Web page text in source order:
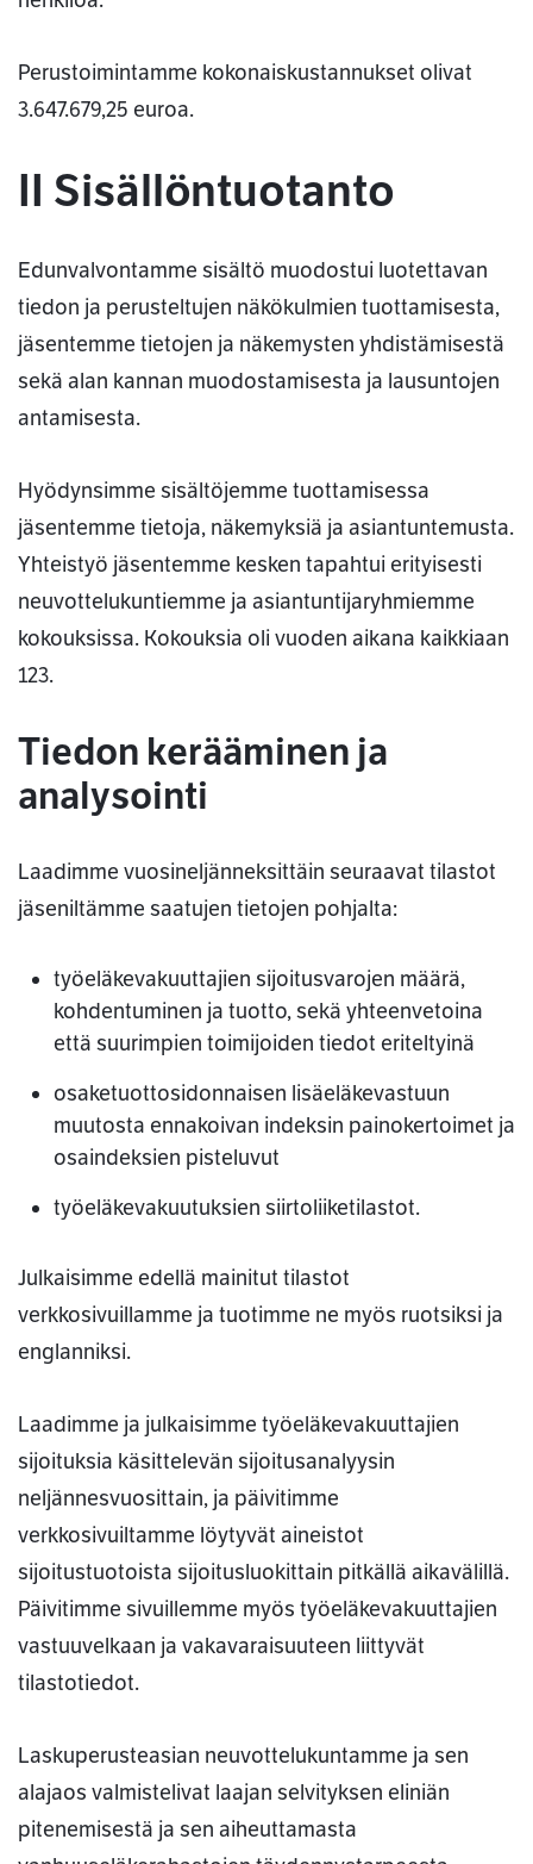
Perustoimintamme kokonaiskustannukset olivat
3.647.679,25 euroa.
II Sisällöntuotanto
Edunvalvontamme sisältö muodostui luotettavan
tiedon ja perusteltujen näkökulmien tuottamisesta,
jäsentemme tietojen ja näkemysten yhdistämisestä
sekä alan kannan muodostamisesta ja lausuntojen
antamisesta.
Hyödynsimme sisältöjemme tuottamisessa
jäsentemme tietoja, näkemyksiä ja asiantuntemusta.
Yhteistyö jäsentemme kesken tapahtui erityisesti
neuvottelukuntiemme ja asiantuntijaryhmiemme
kokouksissa. Kokouksia oli vuoden aikana kaikkiaan
123.
Tiedon kerääminen ja
analysointi
Laadimme vuosineljänneksittäin seuraavat tilastot
jäseniltämme saatujen tietojen pohjalta:
työeläkevakuuttajien sijoitusvarojen määrä,
kohdentuminen ja tuotto, sekä yhteenvetoina
että suurimpien toimijoiden tiedot eriteltyinä
osaketuottosidonnaisen lisäeläkevastuun
muutosta ennakoivan indeksin painokertoimet ja
osaindeksien pisteluvut
työeläkevakuutuksien siirtoliiketilastot.
Julkaisimme edellä mainitut tilastot
verkkosivuillamme ja tuotimme ne myös ruotsiksi ja
englanniksi.
Laadimme ja julkaisimme työeläkevakuuttajien
sijoituksia käsittelevän sijoitusanalyysin
neljännesvuosittain, ja päivitimme
verkkosivuiltamme löytyvät aineistot
sijoitustuotoista sijoitusluokittain pitkällä aikavälillä.
Päivitimme sivuillemme myös työeläkevakuuttajien
vastuuvelkaan ja vakavaraisuuteen liittyvät
tilastotiedot.
Laskuperusteasian neuvottelukuntamme ja sen
alajaos valmistelivat laajan selvityksen eliniän
pitenemisestä ja sen aiheuttamasta